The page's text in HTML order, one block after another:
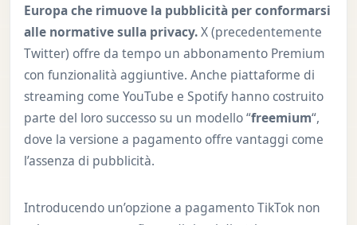
Europa che rimuove la pubblicità per conformarsi
alle normative sulla privacy.X (precedentemente
Twitter) offre da tempo un abbonamento Premium
con funzionalità aggiuntive. Anche piattaforme di
streaming come YouTube e Spotify hanno costruito
parte del loro successo su un modello “freemium“,
dove la versione a pagamento offre vantaggi come
l’assenza di pubblicità.
Introducendo un’opzione a pagamento TikTok non